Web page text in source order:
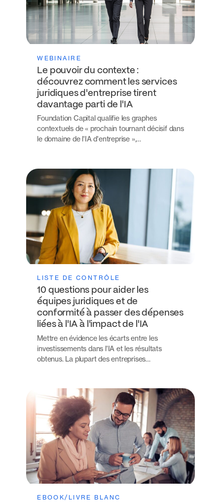
WEBINAIRE
Le pouvoir du contexte :
découvrez comment les services
juridiques d'entreprise tirent
davantage parti de l'IA
Foundation Capital qualifie les graphes
contextuels de « prochain tournant décisif dans
le domaine de l'IA d'entreprise »,…
LISTE DE CONTRÔLE
10 questions pour aider les
équipes juridiques et de
conformité à passer des dépenses
liées à l'IA à l'impact de l'IA
Mettre en évidence les écarts entre les
investissements dans l'IA et les résultats
obtenus. La plupart des entreprises…
EBOOK/LIVRE BLANC